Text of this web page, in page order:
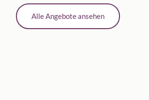
Alle Angebote ansehen